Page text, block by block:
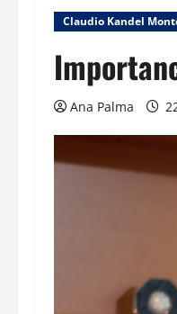
Claudio Kandel
Ana Palma